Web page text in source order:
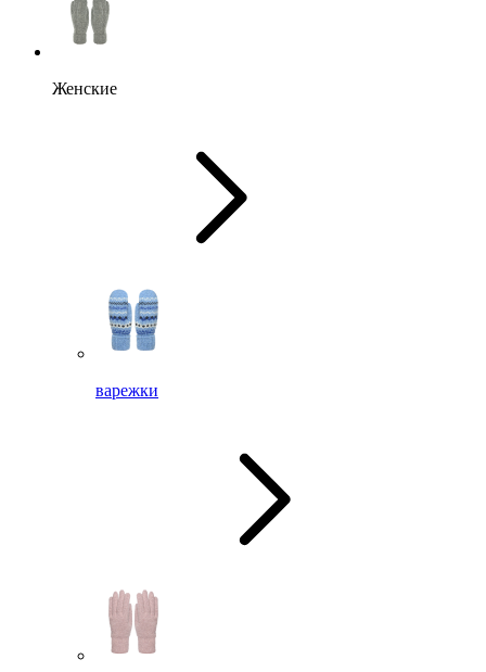
Женские
варежки